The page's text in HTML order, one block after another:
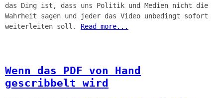
das Ding ist, dass uns Politik und Medien nicht die
Wahrheit sagen und jeder das Video unbedingt sofort
weiterleiten soll. Read more...
Wenn das PDF von Hand
gescribbelt wird